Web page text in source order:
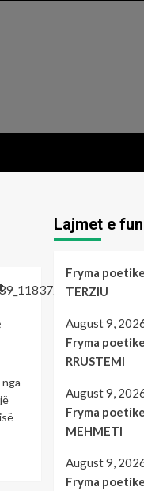
Lajmet e
Fryma
TERZIU
August 9,
Fryma
RRUSTEMI
August 9,
Fryma
MEHMETI
August 9,
Fryma